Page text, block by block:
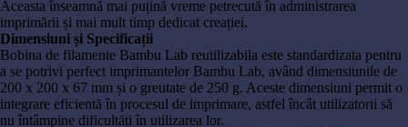
Aceasta înseamnă mai puțină vreme petrecută în administrarea
imprimării și mai mult timp dedicat creației.
Dimensiuni și Specificații
Bobina de filamente Bambu Lab reutilizabila este standardizata pentru
a se potrivi perfect imprimantelor Bambu Lab, având dimensiunile de
200 x 200 x 67 mm și o greutate de 250 g. Aceste dimensiuni permit o
integrare eficientă în procesul de imprimare, astfel încât utilizatorii să
nu întâmpine dificultăți în utilizarea lor.